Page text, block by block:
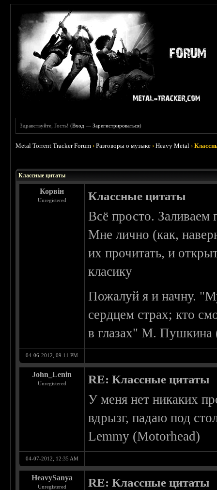
Здравствуйте, Гость! (Вход —Зарегистрироваться)
Metal Torrent Tracker Forum ›Разговоры о музыке ›Heavy Metal ›
Классные цитаты
Корвін
Unregistered Классные цитаты
Всё просто.
Мне лично (как,
их прочитать, и
класику
Пожалуй я и начну.
сердцем страх; кто
в глазах" М.
04-06-2012, 09:11 PM
John_Lenin
Unregistered RE: Классные цитаты
У меня нет никаких
вдрызг, падаю под
Lemmy (Motorhead)
04-07-2012, 12:35 AM
HeavySanya
Unregistered RE: Классные цитаты